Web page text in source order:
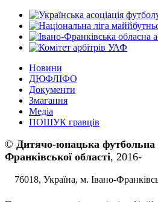
Новини
ДЮФЛІФО
Документи
Змагання
Медіа
ПОШУК гравців
© Дитячо-юнацька футбольна
Франківської області, 2016-
76018, Україна, м. Івано-